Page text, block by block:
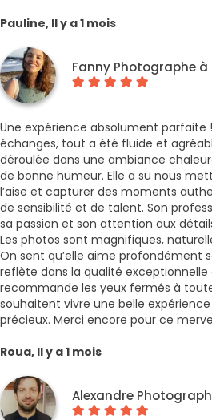
Pauline, Il y a 1 mois
Fanny Photographe à
Une expérience absolument parfaite
échanges, tout a été fluide et
déroulée dans une ambiance
de bonne humeur. Elle a su nous
l’aise et capturer des moments
de sensibilité et de talent. Son
sa passion et son attention aux
Les photos sont magnifiques,
On sent qu’elle aime profondément
reflète dans la qualité exceptionnelle
recommande les yeux fermés à
souhaitent vivre une belle
précieux. Merci encore pour ce
Roua, Il y a 1 mois
Alexandre